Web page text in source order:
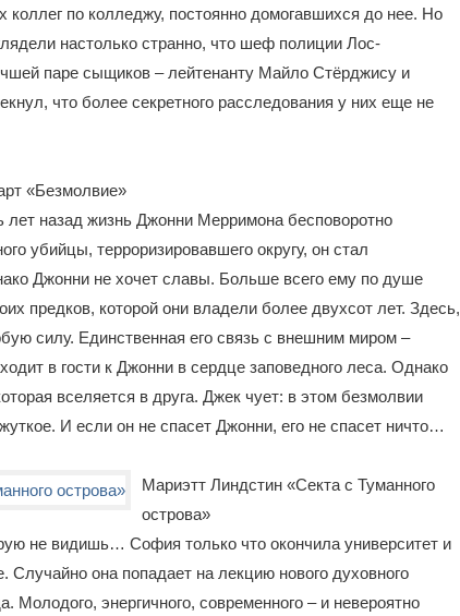
коллег по колледжу, постоянно домогавшихся до нее. Но
настолько странно, что шеф полиции Лос-
паре сыщиков – лейтенанту Майло Стёрджису и
что более секретного расследования у них еще не
«Безмолвие»
лет назад жизнь Джонни Мерримона бесповоротно
убийцы, терроризировавшего округу, он стал
Джонни не хочет славы. Больше всего ему по душе
предков, которой они владели более двухсот лет. Здесь,
силу. Единственная его связь с внешним миром –
в гости к Джонни в сердце заповедного леса. Однако
вселяется в друга. Джек чует: в этом безмолвии
И если он не спасет Джонни, его не спасет ничто…
Мариэтт Линдстин «Секта с Туманного
острова»
не видишь… София только что окончила университет и
Случайно она попадает на лекцию нового духовного
энергичного, современного – и невероятно